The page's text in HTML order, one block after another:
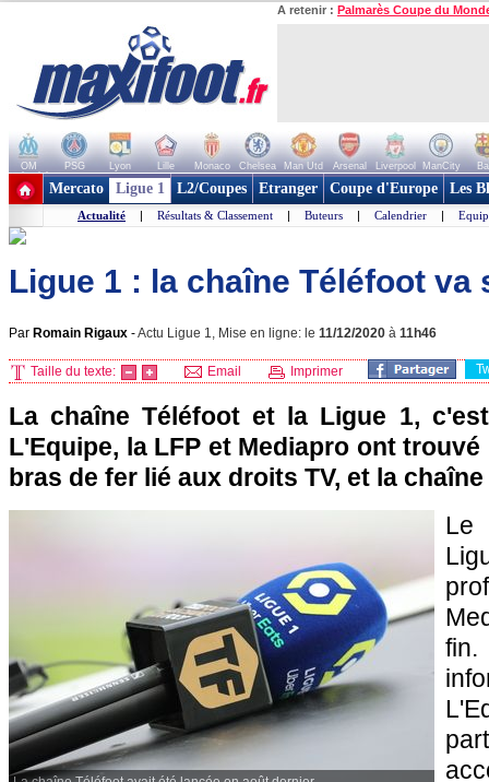
A retenir : Palmarès Coupe du
OM PSG Lyon Lille Monaco Chelsea Man Utd Arsenal Liverpool ManCity
+ de clubs
Mercato Ligue 1 L2/Coupes Etranger Coupe d'Europe Les
Actualité | Résultats & Classement | Buteurs | Calendrier |
Ligue 1 : la chaîne Téléfoot va
Par Romain Rigaux -Actu Ligue 1, Mise en ligne: le 11/12/2020 à 11h46
Taille du texte: Email Imprimer
La chaîne Téléfoot et la Ligue 1,
L'Equipe, la LFP et Mediapro ont
bras de fer lié aux droits TV, et la
Le